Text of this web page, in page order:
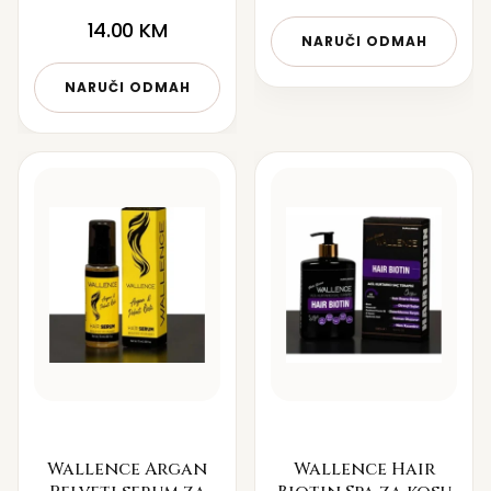
14.00 KM
NARUČI ODMAH
NARUČI ODMAH
Wallence Argan
Wallence Hair